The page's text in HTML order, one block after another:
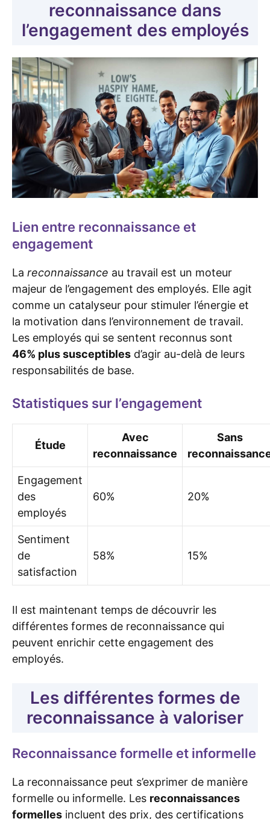
reconnaissance dans
l’engagement des employés
Lien entre reconnaissance et
engagement
La reconnaissance au travail est un moteur
majeur de l’engagement des employés. Elle agit
comme un catalyseur pour stimuler l’énergie et
la motivation dans l’environnement de travail.
Les employés qui se sentent reconnus sont
46% plus susceptibles d’agir au-delà de leurs
responsabilités de base.
Statistiques sur l’engagement
Étude
Avec
reconnaissance
Sans
Engagement
des
employés
60% 20%
Sentiment
de
satisfaction
58% 15%
Il est maintenant temps de découvrir les
différentes formes de reconnaissance qui
peuvent enrichir cette engagement des
employés.
Les différentes formes de
reconnaissance à valoriser
Reconnaissance formelle et informelle
La reconnaissance peut s’exprimer de manière
formelle ou informelle. Les reconnaissances
formelles incluent des prix, des certifications